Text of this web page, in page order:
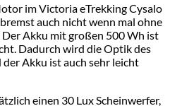
im Victoria eTrekking Cysalo
auch nicht wenn mal ohne
Akku mit großen 500 Wh ist
Dadurch wird die Optik des
Akku ist auch sehr leicht
einen 30 Lux Scheinwerfer,